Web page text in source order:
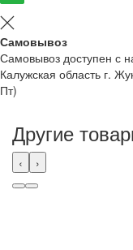
Самовывоз
Самовывоз доступен с
Калужская область г.
Пт)
Другие
‹ ›